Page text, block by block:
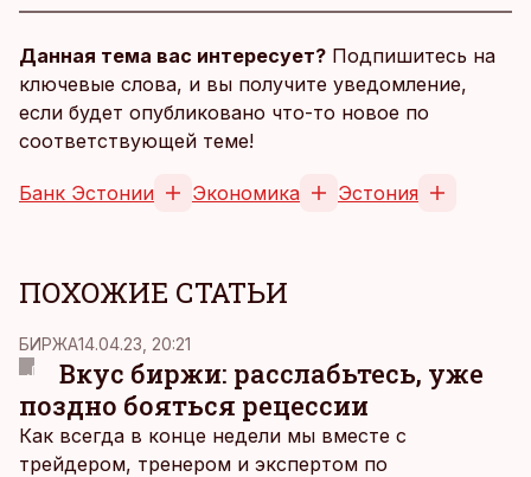
Данная тема вас интересует? Подпишитесь на
ключевые слова, и вы получите уведомление,
если будет опубликовано что-то новое по
соответствующей теме!
Банк Эстонии Экономика Эстония
ПОХОЖИЕ СТАТЬИ
БИРЖА14.04.23, 20:21
Вкус биржи: расслабьтесь, уже
поздно бояться рецессии
Как всегда в конце недели мы вместе с
трейдером, тренером и экспертом по